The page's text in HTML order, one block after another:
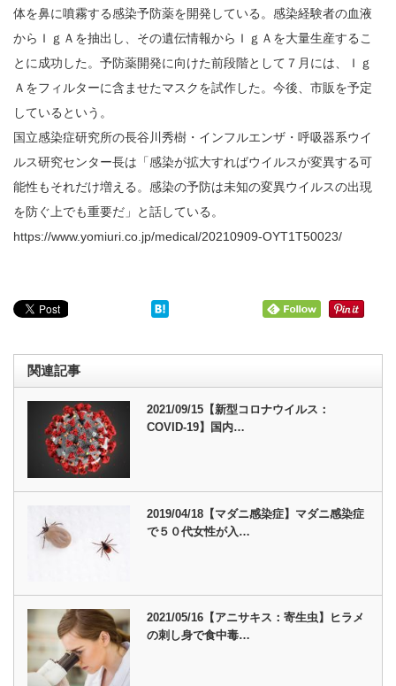
体を鼻に噴霧する感染予防薬を開発している。感染経験者の血液
からＩｇＡを抽出し、その遺伝情報からＩｇＡを大量生産するこ
とに成功した。予防薬開発に向けた前段階として７月には、Ｉｇ
Ａをフィルターに含ませたマスクを試作した。今後、市販を予定
しているという。
国立感染症研究所の長谷川秀樹・インフルエンザ・呼吸器系ウイ
ルス研究センター長は「感染が拡大すればウイルスが変異する可
能性もそれだけ増える。感染の予防は未知の変異ウイルスの出現
を防ぐ上でも重要だ」と話している。
https://www.yomiuri.co.jp/medical/20210909-OYT1T50023/
関連記事
2021/09/15【新型コロナウイルス：
COVID-19】国内…
2019/04/18【マダニ感染症】マダニ感染症
で５０代女性が入…
2021/05/16【アニサキス：寄生虫】ヒラメ
の刺し身で食中毒…